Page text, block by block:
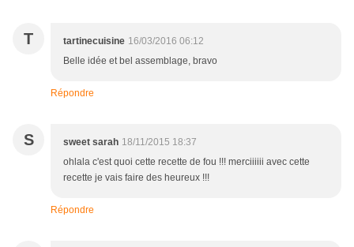
T tartinecuisine 16/03/2016 06:12
Belle idée et bel assemblage, bravo
Répondre
S sweet sarah 18/11/2015 18:37
ohlala c'est quoi cette recette de fou !!! merciiiiii avec cette
recette je vais faire des heureux !!!
Répondre